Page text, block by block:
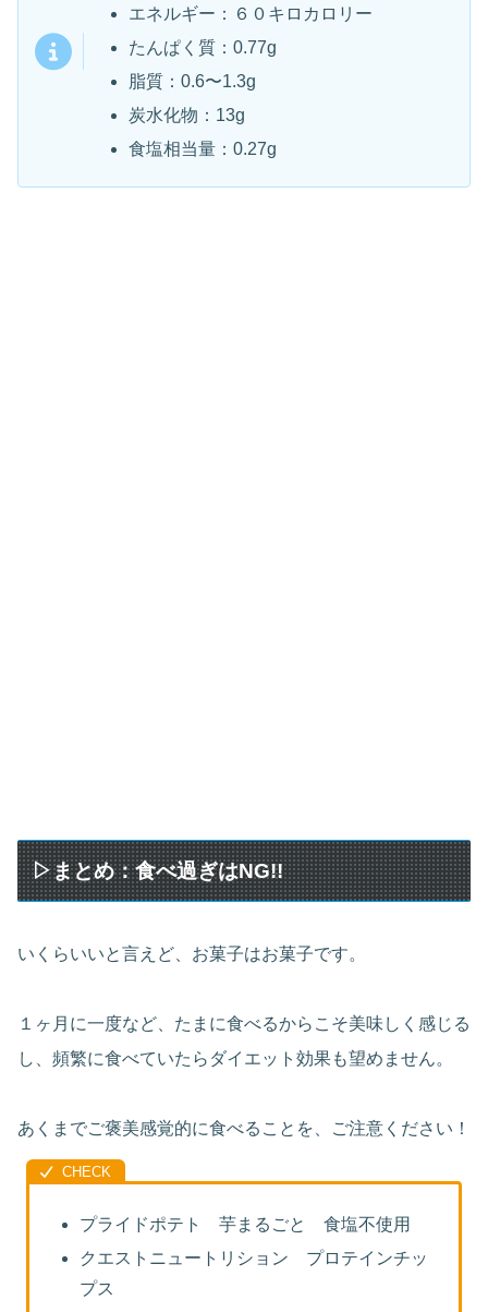
エネルギー：６０キロカロリー
たんぱく質：0.77g
脂質：0.6〜1.3g
炭水化物：13g
食塩相当量：0.27g
▷まとめ：食べ過ぎはNG!!
いくらいいと言えど、お菓子はお菓子です。
１ヶ月に一度など、たまに食べるからこそ美味しく感じる
し、頻繁に食べていたらダイエット効果も望めません。
あくまでご褒美感覚的に食べることを、ご注意ください！
プライドポテト 芋まるごと 食塩不使用
クエストニュートリション プロテインチッ
プス